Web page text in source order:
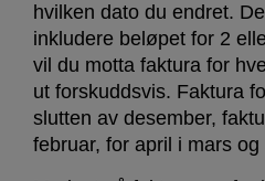
hvilken dato du endret.
inkludere beløpet for 2
vil du motta faktura for
ut forskuddsvis. Faktura
slutten av desember,
februar, for april i mars og